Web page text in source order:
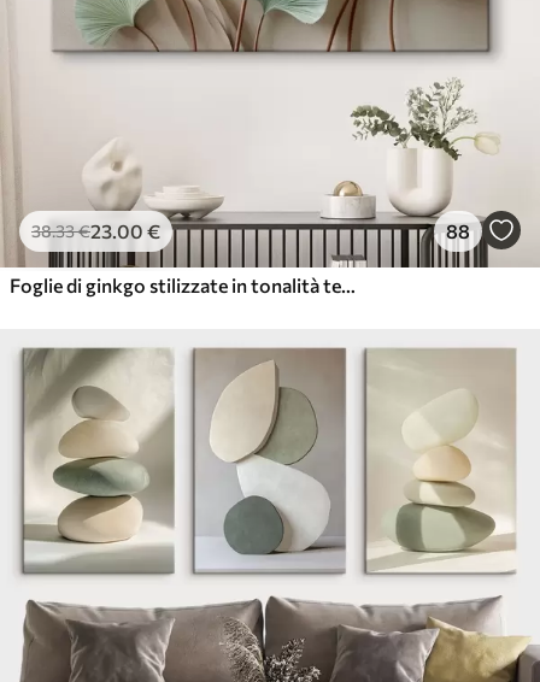
38.33€23.00 € 88
Foglie di ginkgo stilizzate in tonalità tenui